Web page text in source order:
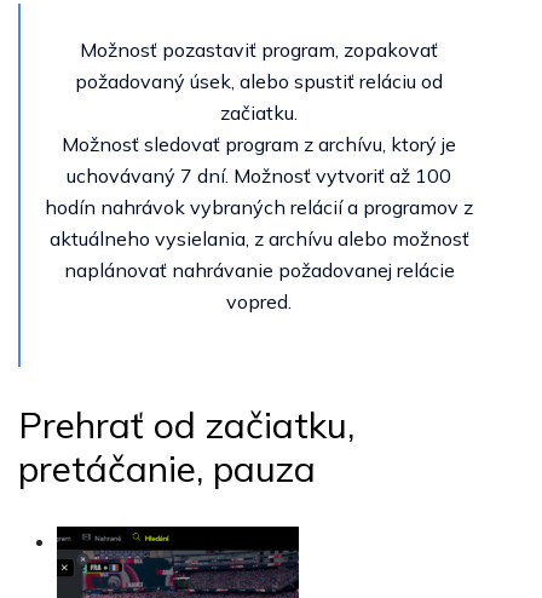
Možnosť pozastaviť program, zopakovať
požadovaný úsek, alebo spustiť reláciu od
začiatku.
Možnosť sledovať program z archívu, ktorý je
uchovávaný 7 dní. Možnosť vytvoriť až 100
hodín nahrávok vybraných relácií a programov z
aktuálneho vysielania, z archívu alebo možnosť
naplánovať nahrávanie požadovanej relácie
vopred.
Prehrať od začiatku,
pretáčanie, pauza